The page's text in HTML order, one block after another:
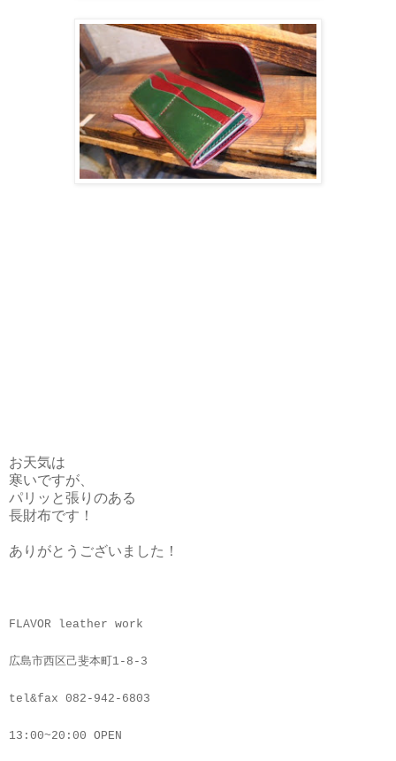
お天気は
寒いですが、
パリッと張りのある
長財布です！
ありがとうございました！
FLAVOR leather work
広島市西区己斐本町1-8-3
tel&fax 082-942-6803
13:00~20:00 OPEN